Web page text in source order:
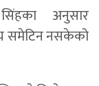
अनुसार
समेटिन नसकेको